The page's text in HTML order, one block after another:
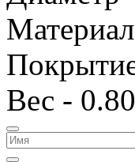
Вес -